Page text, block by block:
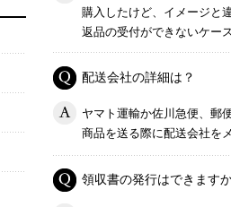
購入したけど、イメージと
返品の受付ができないケー
配送会社の詳細は？
ヤマト運輸か佐川急便、郵
商品を送る際に配送会社を
領収書の発行はできます